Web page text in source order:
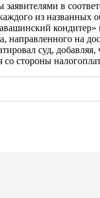
в
из названных
кондитер»
направленного на
суд,
со стороны